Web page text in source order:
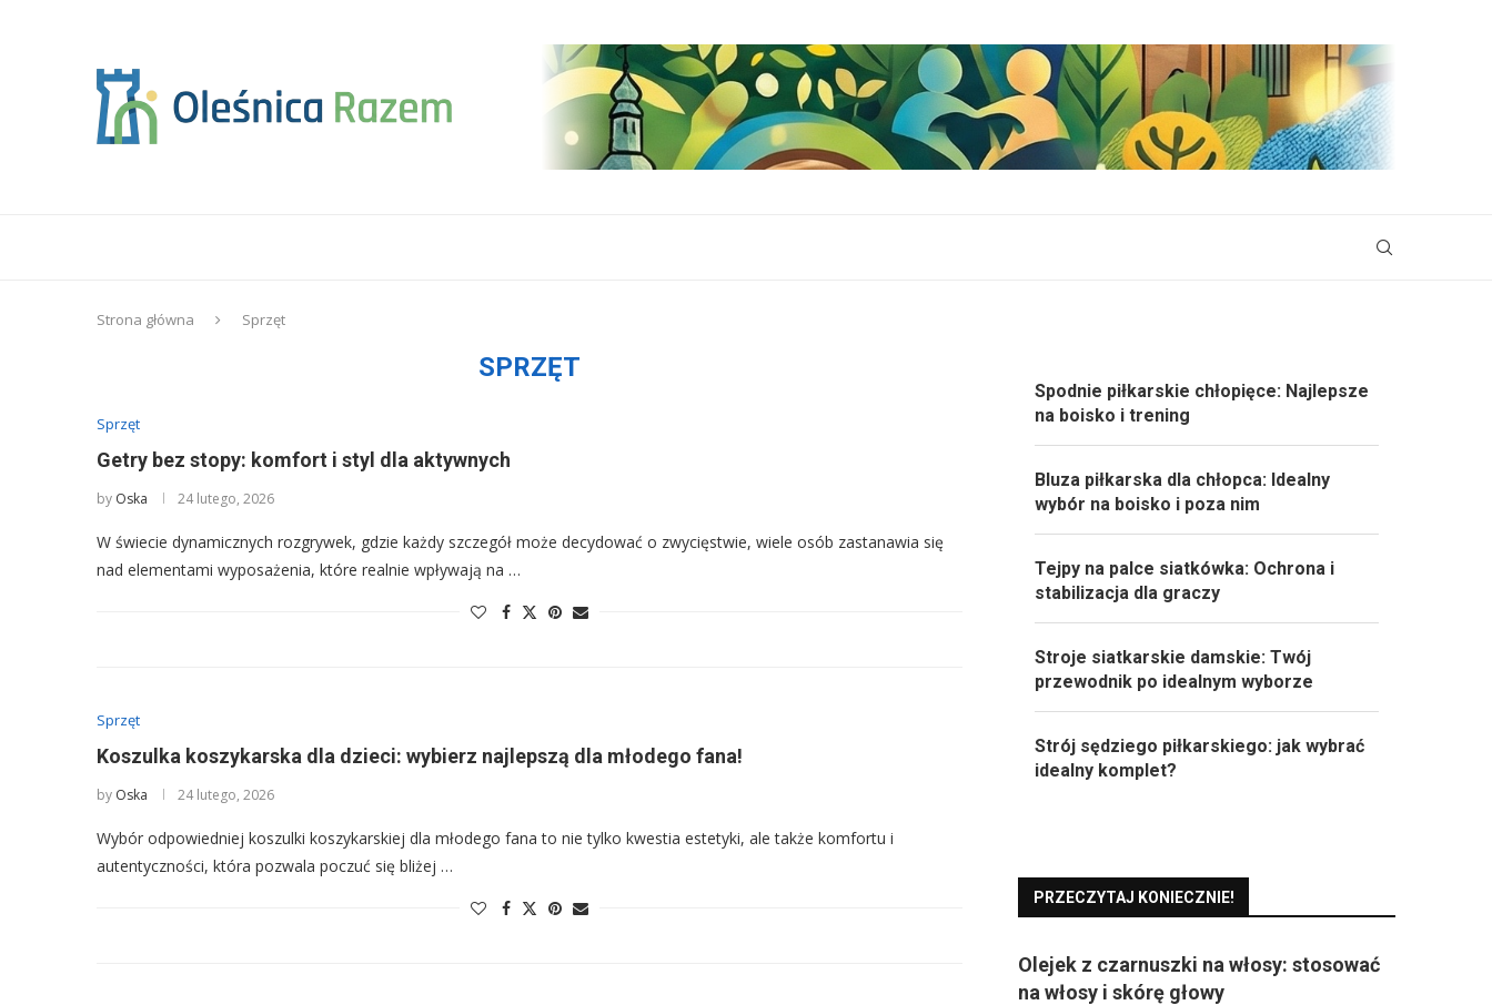
Strona główna Sprzęt
SPRZĘT
Sprzęt
Getry bez stopy: komfort i styl dla aktywnych
by Oska 24 lutego, 2026
W świecie dynamicznych rozgrywek, gdzie każdy szczegół może decydować o zwycięstwie, wiele osób zastanawia się
nad elementami wyposażenia, które realnie wpływają na …
Sprzęt
Koszulka koszykarska dla dzieci: wybierz najlepszą dla młodego fana!
by Oska 24 lutego, 2026
Wybór odpowiedniej koszulki koszykarskiej dla młodego fana to nie tylko kwestia estetyki, ale także komfortu i
autentyczności, która pozwala poczuć się bliżej …
Spodnie piłkarskie chłopięce: Najlepsze
na boisko i trening
Bluza piłkarska dla chłopca: Idealny
wybór na boisko i poza nim
Tejpy na palce siatkówka: Ochrona i
stabilizacja dla graczy
Stroje siatkarskie damskie: Twój
przewodnik po idealnym wyborze
Strój sędziego piłkarskiego: jak wybrać
idealny komplet?
PRZECZYTAJ KONIECZNIE!
Olejek z czarnuszki na włosy: stosować
na włosy i skórę głowy